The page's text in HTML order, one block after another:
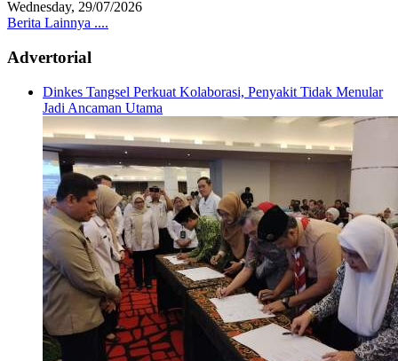
Wednesday, 29/07/2026
Berita Lainnya ....
Advertorial
Dinkes Tangsel Perkuat Kolaborasi, Penyakit Tidak Menular
Jadi Ancaman Utama